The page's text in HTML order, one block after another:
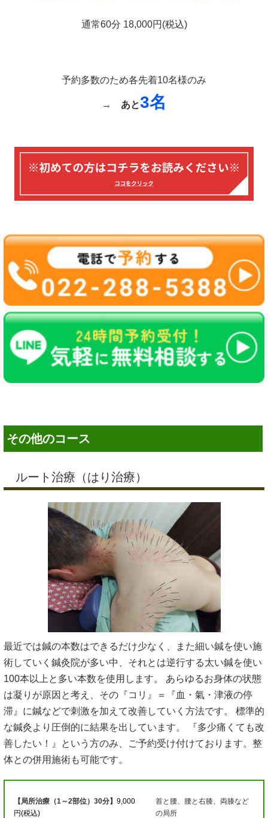
通常60分 18,000円(税込)
予約多数のため各先着10名様のみ
→ あと3名
その他のコース
ルート治療（はり治療）
最近では鍼の本数はできるだけ少なく、また細い鍼を使い施
術していく鍼灸院が多い中、それとは逆行する太い鍼を使い
100本以上と多い本数を使用します。 あらゆるお身体の状態
は凝りが原因と考え、その『コリ』＝『血・氣・津液の停
滞』に鍼などで刺激を加えて改善していく方法です。 標準的
な鍼灸より圧倒的に結果を出しています。 『多少痛くても改
善したい！』という方のみ、ご予約受け付けております。整
体との併用施術も可能です。
【局所治療（1～2部位）30分】 9,000
円(税込)
首と腰、腰と右膝、両膝など
の局所